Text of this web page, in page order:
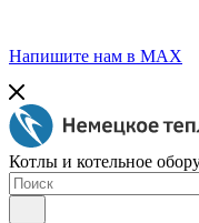
Напишите нам в МАХ
Котлы и котельное